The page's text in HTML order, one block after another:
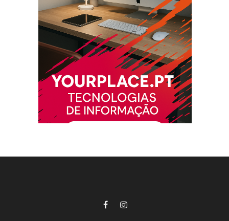
FacebookInstagram